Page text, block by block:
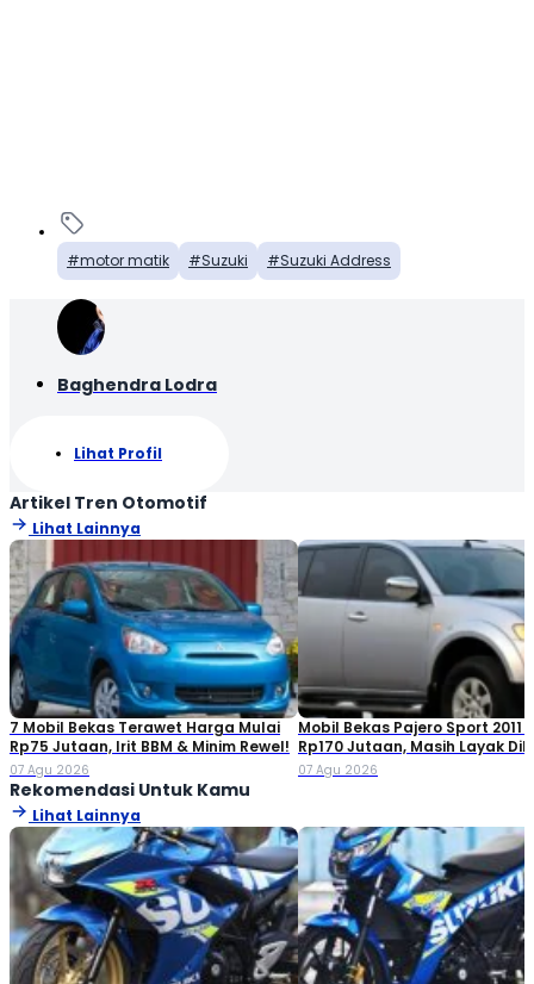
motor matik Suzuki Suzuki Address
Baghendra Lodra
Lihat Profil
Artikel Tren Otomotif
Lihat Lainnya
7 Mobil Bekas Terawet Harga Mulai
Rp75 Jutaan, Irit BBM & Minim Rewel!
07 Agu 2026
Mobil Bekas Pajero Sport 2011
Rp170 Jutaan, Masih Layak
07 Agu 2026
Rekomendasi Untuk Kamu
Lihat Lainnya